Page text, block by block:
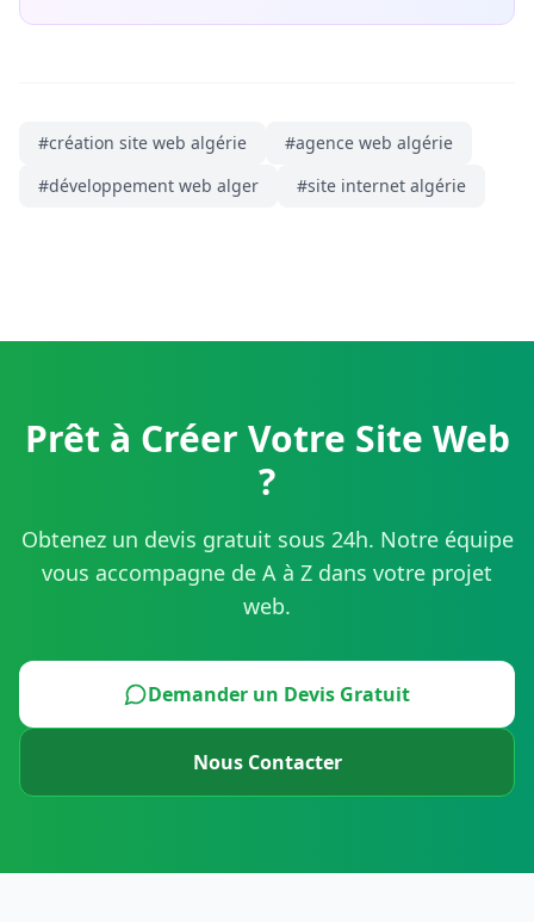
#création site web algérie #agence web algérie
#développement web alger #site internet algérie
Prêt à Créer Votre Site Web
?
Obtenez un devis gratuit sous 24h. Notre équipe
vous accompagne de A à Z dans votre projet
web.
Demander un Devis Gratuit
Nous Contacter